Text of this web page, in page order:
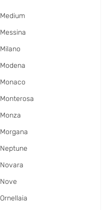
Medium
Messina
Milano
Modena
Monaco
Monterosa
Monza
Morgana
Neptune
Novara
Nove
Ornellaia